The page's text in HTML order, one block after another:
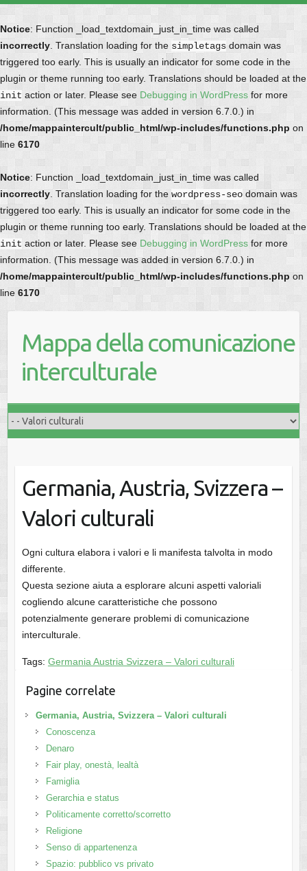
Notice: Function _load_textdomain_just_in_time was called
incorrectly . Translation loading for the simpletags domain was
triggered too early. This is usually an indicator for some code in the
plugin or theme running too early. Translations should be loaded at the
init action or later. Please see Debugging in WordPress for more
information. (This message was added in version 6.7.0.) in
/home/mappaintercult/public_html/wp-includes/functions.php on
line 6170
Notice: Function _load_textdomain_just_in_time was called
incorrectly . Translation loading for the wordpress-seo domain was
triggered too early. This is usually an indicator for some code in the
plugin or theme running too early. Translations should be loaded at the
init action or later. Please see Debugging in WordPress for more
information. (This message was added in version 6.7.0.) in
/home/mappaintercult/public_html/wp-includes/functions.php on
line 6170
Mappa della comunicazione
interculturale
Germania, Austria, Svizzera –
Valori culturali
Ogni cultura elabora i valori e li manifesta talvolta in modo
differente.
Questa sezione aiuta a esplorare alcuni aspetti valoriali
cogliendo alcune caratteristiche che possono
potenzialmente generare problemi di comunicazione
interculturale.
Tags: Germania Austria Svizzera – Valori culturali
Pagine correlate
Germania, Austria, Svizzera – Valori culturali
Conoscenza
Denaro
Fair play, onestà, lealtà
Famiglia
Gerarchia e status
Politicamente corretto/scorretto
Religione
Senso di appartenenza
Spazio: pubblico vs privato